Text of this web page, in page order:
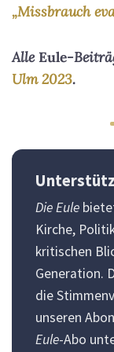
„Missbrauch
AlleEule-
Ulm 2023.
Die Eule
Kirche,
kritischen
Generation.
die
unseren
Eule-Abo